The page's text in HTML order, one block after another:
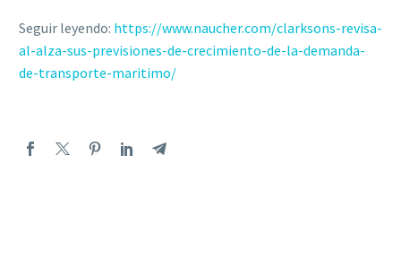
Seguir leyendo: https://www.naucher.com/clarksons-revisa-
al-alza-sus-previsiones-de-crecimiento-de-la-demanda-
de-transporte-maritimo/